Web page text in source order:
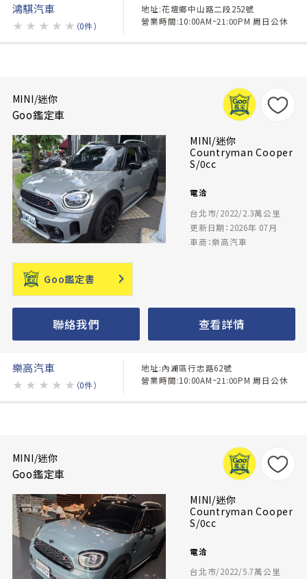
鴻騏汽車
★ ★ ★ ★ ★ （0件）
地址:花壇鄉中山路二段252號
營業時間:10:00AM~21:00PM 周日公休
MINI/迷你
Goo鑑定車
MINI/迷你
Countryman Cooper
S/0cc
電洽
台北市/2022/2.3萬公里
更新日期：2026年 07月
車商：樂高汽車
Goo鑑定書
聯絡我們 查看詳情
樂高汽車
★ ★ ★ ★ ★ （0件）
地址:內湖區行忠路62號
營業時間:10:00AM~21:00PM 周日公休
MINI/迷你
Goo鑑定車
MINI/迷你
Countryman Cooper
S/0cc
電洽
台北市/2022/5.7萬公里